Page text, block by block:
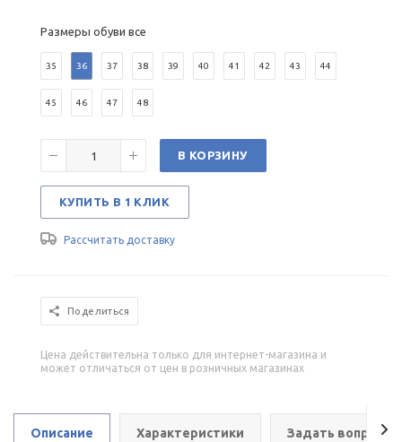
Размеры обуви все
35 36 37 38 39 40 41 42 43 44
45 46 47 48
В КОРЗИНУ
КУПИТЬ В 1 КЛИК
Рассчитать доставку
Поделиться
Цена действительна только для интернет-магазина и
может отличаться от цен в розничных магазинах
Описание Характеристики Задать вопрос